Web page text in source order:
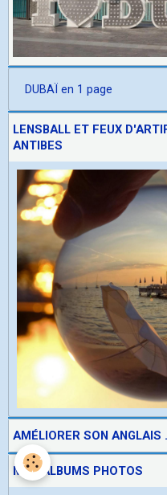
DUBAÏ en 1 page
LENSBALL ET FEUX
ANTIBES
AMÉLIORER SON ANGLAIS
MES ALBUMS PHOTOS